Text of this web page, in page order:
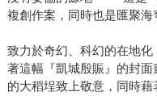
複創作案，同時也是匯聚海
致力於奇幻、科幻的在地
著這幅『凱城殷賑』的封
的大稻埕致上敬意，同時